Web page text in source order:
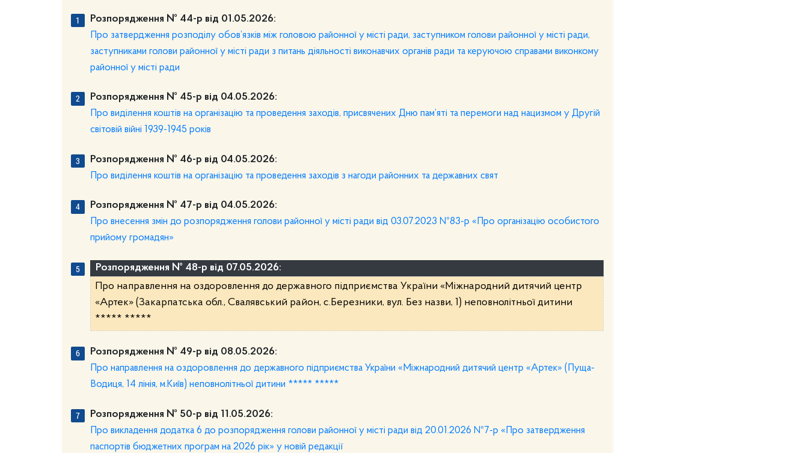
Розпорядження № 44-р від 01.05.2026:
Про затвердження розподілу обов’язків між головою районної у місті ради, заступником голови районної у місті ради,
заступниками голови районної у місті ради з питань діяльності виконавчих органів ради та керуючою справами виконкому
районної у місті ради
Розпорядження № 45-р від 04.05.2026:
Про виділення коштів на організацію та проведення заходів, присвячених Дню пам’яті та перемоги над нацизмом у Другій
світовій війні 1939-1945 років
Розпорядження № 46-р від 04.05.2026:
Про виділення коштів на організацію та проведення заходів з нагоди районних та державних свят
Розпорядження № 47-р від 04.05.2026:
Про внесення змін до розпорядження голови районної у місті ради від 03.07.2023 №83-р «Про організацію особистого
прийому громадян»
Розпорядження № 48-р від 07.05.2026:
Про направлення на оздоровлення до державного підприємства України «Міжнародний дитячий центр
«Артек» (Закарпатська обл., Свалявський район, с.Березники, вул. Без назви, 1) неповнолітньої дитини
***** *****
Розпорядження № 49-р від 08.05.2026:
Про направлення на оздоровлення до державного підприємства України «Міжнародний дитячий центр «Артек» (Пуща-
Водиця, 14 лінія, м.Київ) неповнолітньої дитини ***** *****
Розпорядження № 50-р від 11.05.2026:
Про викладення додатка 6 до розпорядження голови районної у місті ради від 20.01.2026 №7-р «Про затвердження
паспортів бюджетних програм на 2026 рік» у новій редакції